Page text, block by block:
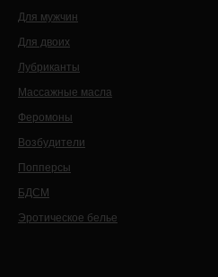
Для мужчин
Для двоих
Лубриканты
Массажные масла
Феромоны
Возбудители
Попперсы
БДСМ
Эротическое белье